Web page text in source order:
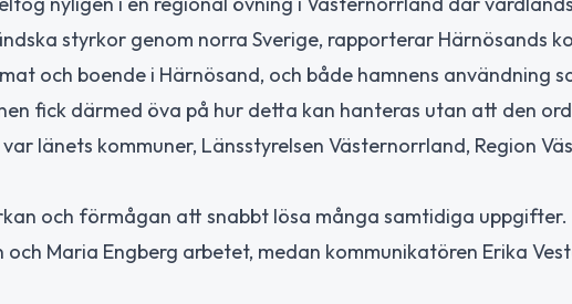
styrkor genom norra Sverige, rapporterar Härnösands
och boende i Härnösand, och både hamnens användning
fick därmed öva på hur detta kan hanteras utan att den
länets kommuner, Länsstyrelsen Västernorrland, Region
och förmågan att snabbt lösa många samtidiga uppgifter.
Maria Engberg arbetet, medan kommunikatören Erika